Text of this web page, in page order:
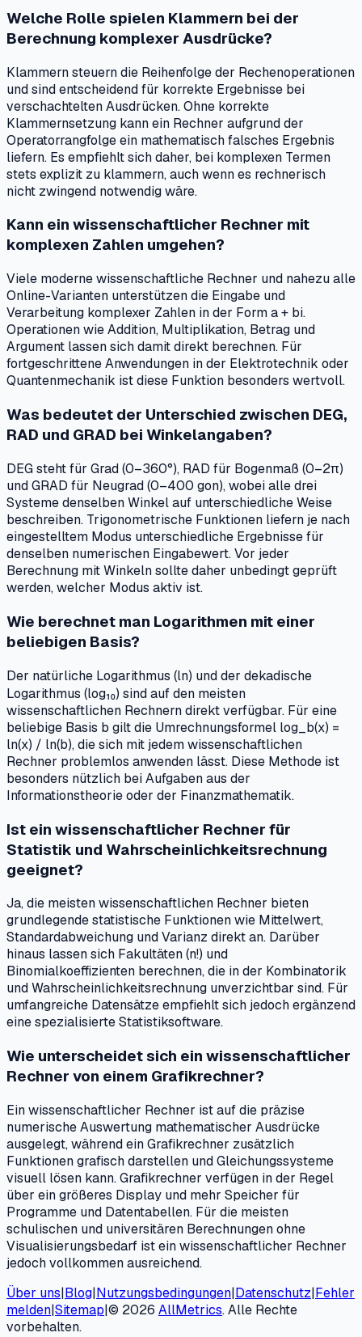
Welche Rolle spielen Klammern bei der
Berechnung komplexer Ausdrücke?
Klammern steuern die Reihenfolge der Rechenoperationen
und sind entscheidend für korrekte Ergebnisse bei
verschachtelten Ausdrücken. Ohne korrekte
Klammernsetzung kann ein Rechner aufgrund der
Operatorrangfolge ein mathematisch falsches Ergebnis
liefern. Es empfiehlt sich daher, bei komplexen Termen
stets explizit zu klammern, auch wenn es rechnerisch
nicht zwingend notwendig wäre.
Kann ein wissenschaftlicher Rechner mit
komplexen Zahlen umgehen?
Viele moderne wissenschaftliche Rechner und nahezu alle
Online-Varianten unterstützen die Eingabe und
Verarbeitung komplexer Zahlen in der Form a + bi.
Operationen wie Addition, Multiplikation, Betrag und
Argument lassen sich damit direkt berechnen. Für
fortgeschrittene Anwendungen in der Elektrotechnik oder
Quantenmechanik ist diese Funktion besonders wertvoll.
Was bedeutet der Unterschied zwischen DEG,
RAD und GRAD bei Winkelangaben?
DEG steht für Grad (0–360°), RAD für Bogenmaß (0–2π)
und GRAD für Neugrad (0–400 gon), wobei alle drei
Systeme denselben Winkel auf unterschiedliche Weise
beschreiben. Trigonometrische Funktionen liefern je nach
eingestelltem Modus unterschiedliche Ergebnisse für
denselben numerischen Eingabewert. Vor jeder
Berechnung mit Winkeln sollte daher unbedingt geprüft
werden, welcher Modus aktiv ist.
Wie berechnet man Logarithmen mit einer
beliebigen Basis?
Der natürliche Logarithmus (ln) und der dekadische
Logarithmus (log₁₀) sind auf den meisten
wissenschaftlichen Rechnern direkt verfügbar. Für eine
beliebige Basis b gilt die Umrechnungsformel log_b(x) =
ln(x) / ln(b), die sich mit jedem wissenschaftlichen
Rechner problemlos anwenden lässt. Diese Methode ist
besonders nützlich bei Aufgaben aus der
Informationstheorie oder der Finanzmathematik.
Ist ein wissenschaftlicher Rechner für
Statistik und Wahrscheinlichkeitsrechnung
geeignet?
Ja, die meisten wissenschaftlichen Rechner bieten
grundlegende statistische Funktionen wie Mittelwert,
Standardabweichung und Varianz direkt an. Darüber
hinaus lassen sich Fakultäten (n!) und
Binomialkoeffizienten berechnen, die in der Kombinatorik
und Wahrscheinlichkeitsrechnung unverzichtbar sind. Für
umfangreiche Datensätze empfiehlt sich jedoch ergänzend
eine spezialisierte Statistiksoftware.
Wie unterscheidet sich ein wissenschaftlicher
Rechner von einem Grafikrechner?
Ein wissenschaftlicher Rechner ist auf die präzise
numerische Auswertung mathematischer Ausdrücke
ausgelegt, während ein Grafikrechner zusätzlich
Funktionen grafisch darstellen und Gleichungssysteme
visuell lösen kann. Grafikrechner verfügen in der Regel
über ein größeres Display und mehr Speicher für
Programme und Datentabellen. Für die meisten
schulischen und universitären Berechnungen ohne
Visualisierungsbedarf ist ein wissenschaftlicher Rechner
jedoch vollkommen ausreichend.
Über uns|Blog|Nutzungsbedingungen|Datenschutz|Fehler
melden|Sitemap|© 2026 AllMetrics.Alle Rechte
vorbehalten.